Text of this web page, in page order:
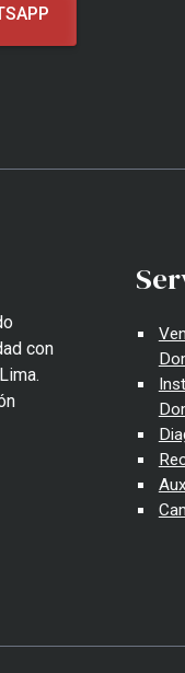
con